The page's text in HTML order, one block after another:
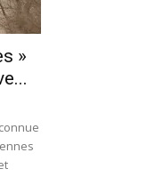
»